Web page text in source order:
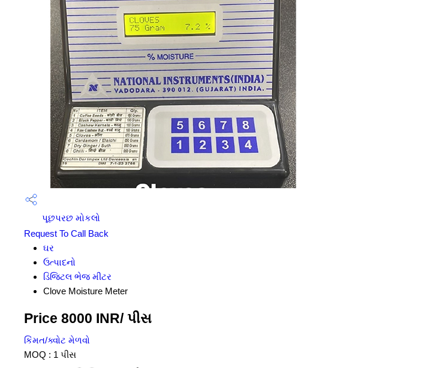
પૂછપરછ મોકલો
Request To Call Back
ઘર
ઉત્પાદનો
ડિજિટલ ભેજ મીટર
Clove Moisture Meter
Price 8000 INR/ પીસ
કિંમત/ક્વોટ મેળવો
MOQ : 1 પીસ